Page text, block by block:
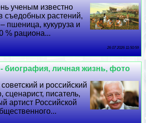
ученым известно
съедобных растений,
пшеница, кукуруза и
% рациона...
26 07 2026 11:50:59
биография, личная жизнь, фото
и российский
сценарист, писатель,
артист Российской